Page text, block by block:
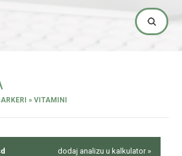
» VITAMINI
dodaj analizu u kalkulator »